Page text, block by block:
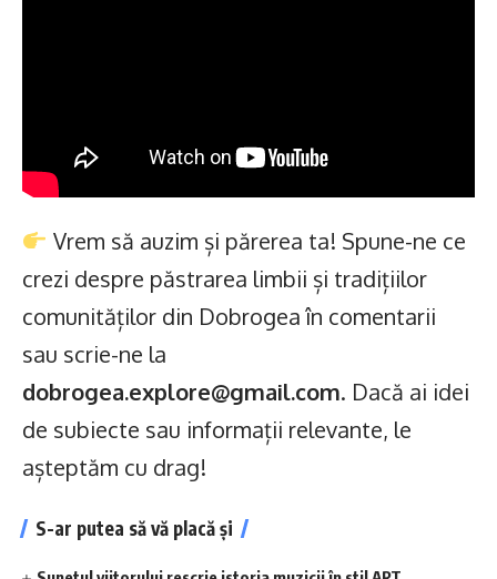
Vrem să auzim și părerea ta! Spune-ne ce
crezi despre păstrarea limbii și tradițiilor
comunităților din Dobrogea în comentarii
sau scrie-ne la
dobrogea.explore@gmail.com. Dacă ai idei
de subiecte sau informații relevante, le
așteptăm cu drag!
S-ar putea să vă placă și